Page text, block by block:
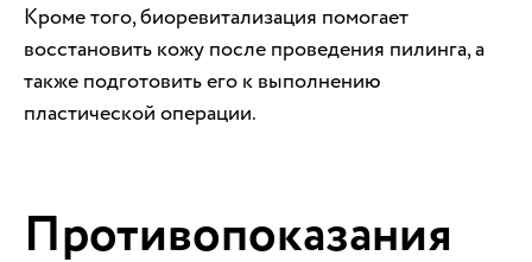
Кроме того, биоревитализация помогает
восстановить кожу после проведения пилинга, а
также подготовить его к выполнению
пластической операции.
Противопоказания